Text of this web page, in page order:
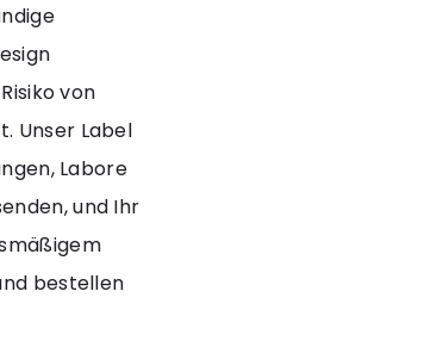
von
Unser Label
Labore
und Ihr
bestellen